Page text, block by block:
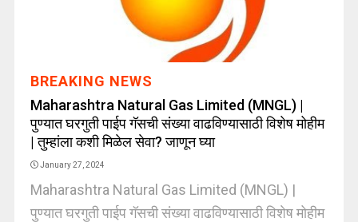
BREAKING NEWS
Maharashtra Natural Gas Limited (MNGL) |
पुण्यात घरगुती पाईप गॅसची संख्या वाढविण्यासाठी विशेष मोहीम
| तुम्हांला कशी मिळेल सेवा? जाणून घ्या
January 27, 2024
Maharashtra Natural Gas Limited (MNGL) |
पुण्यात घरगुती पाईप गॅसची संख्या वाढविण्यासाठी विशेष मोहीम